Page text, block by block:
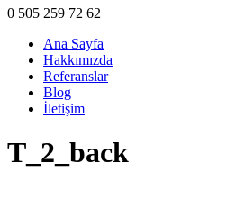
0 505 259 72 62
Ana Sayfa
Hakkımızda
Referanslar
Blog
İletişim
T_2_back